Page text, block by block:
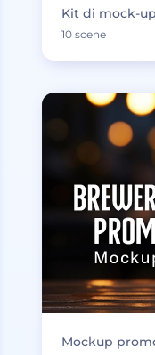
Kit di mock-
10 scene
Mockup